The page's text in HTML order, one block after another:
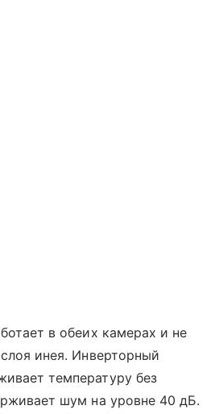
в обеих камерах и не
инея. Инверторный
температуру без
шум на уровне 40 дБ.